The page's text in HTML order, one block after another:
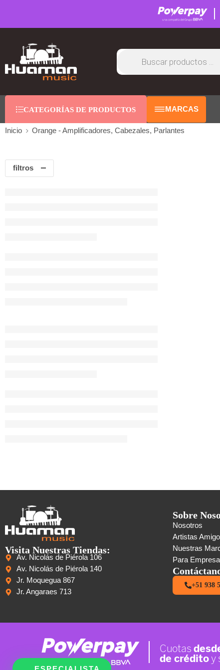
CATEGORÍAS DE PRODUCTOS MARCAS
Inicio Orange - Amplificadores, Cabezales, Parlantes
filtros
Visita Nuestras Tiendas:
Av. Nicolás de Piérola 106
Av. Nicolás de Piérola 140
Jr. Moquegua 867
Jr. Angaraes 713
Sobre
Nosotros
Artistas
Nuestras
Para Empresa
+51 938